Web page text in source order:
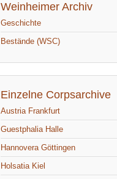
Weinheimer Archiv
Geschichte
Bestände (WSC)
Einzelne Corpsarchive
Austria Frankfurt
Guestphalia Halle
Hannovera Göttingen
Holsatia Kiel